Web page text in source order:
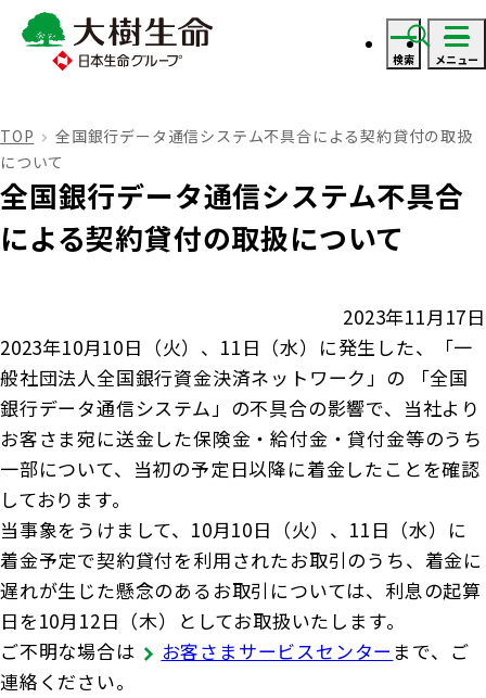
検索 メニュー
ご契約者さま
ご契約者さま トップ
お手続きのご案内
保険金・給付金のお支払いについて
契約内容の確認・変更
書類の再発行
満期保険金などのご請求
資金の引出し
保険料の払込み・貸付金のご返済
保険をご検討のお客さま
保険をご検討のお客さま トップ
商品を選ぶ
探してみよう！あなたにぴったりな保険
生命保険商品一覧
損害保険商品
生命保険について知る
法人のお客さま
法人のお客さま トップ
各都道府県中小企業団体中央会の会員の
皆さま
福利厚生制度関連
知る・楽しむ
知る・楽しむ トップ
大樹生命ブログ
大樹生命について
大樹生命について トップ
よくある質問 お問合せ
TOP
全国銀行データ通信システム不具合による契約貸付の取扱
について
全国銀行データ通信システム不具合
による契約貸付の取扱について
2023年11月17日
2023年10月10日（火）、11日（水）に発生した、「一
般社団法人全国銀行資金決済ネットワーク」の 「全国
銀行データ通信システム」の不具合の影響で、当社より
お客さま宛に送金した保険金・給付金・貸付金等のうち
一部について、当初の予定日以降に着金したことを確認
しております。
当事象をうけまして、10月10日（火）、11日（水）に
着金予定で契約貸付を利用されたお取引のうち、着金に
遅れが生じた懸念のあるお取引については、利息の起算
日を10月12日（木）としてお取扱いたします。
ご不明な場合は
お客さまサービスセンター まで、ご
連絡ください。